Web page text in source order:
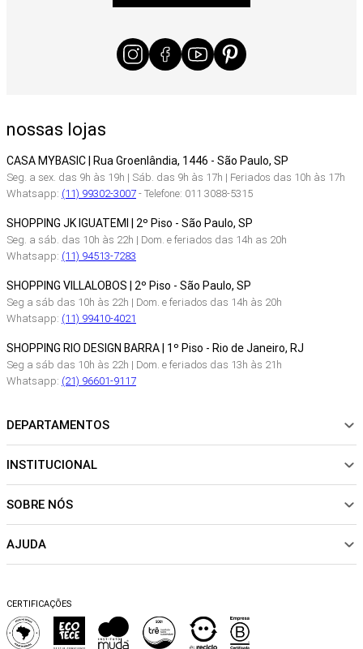
nossas lojas
CASA MYBASIC | Rua Groenlândia, 1446 - São Paulo, SP
Seg. a sex. das 9h às 19h | Sáb. das 9h às 17h | Feriados das 10h às 17h
Whatsapp: (11) 99302-3007- Telefone: 011 3088-5315
SHOPPING JK IGUATEMI | 2º Piso - São Paulo, SP
Seg. a sáb. das 10h às 22h | Dom. e feriados das 14h as 20h
Whatsapp: (11) 94513-7283
SHOPPING VILLALOBOS | 2º Piso - São Paulo, SP
Seg a sáb das 10h às 22h | Dom. e feriados das 14h às 20h
Whatsapp: (11) 99410-4021
SHOPPING RIO DESIGN BARRA | 1º Piso - Rio de Janeiro, RJ
Seg a sáb das 10h às 22h | Dom. e feriados das 13h às 21h
Whatsapp: (21) 96601-9117
DEPARTAMENTOS
NOVIDADES
CALÇADOS
SALE
INSTITUCIONAL
Sobre Nós
Sustentabilidade
Trocas e Devoluções
Perguntas Frequentes
Blog
SOBRE NÓS
Política de pagamento
AJUDA
Dicas de cuidados
Falar no WhatsApp
CERTIFICAÇÕES